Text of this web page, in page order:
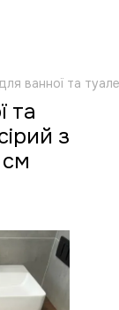
для ванної та
та
з